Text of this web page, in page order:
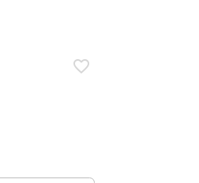
favorite_border